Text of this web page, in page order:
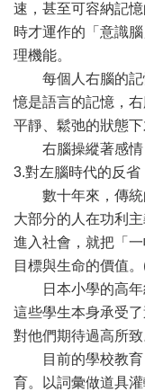
速，甚至可容納記
時才運作的「意識
理機能。
每個人右腦的記
憶是語言的記憶，
平靜、鬆弛的狀態下
右腦操縱著感情
3.對左腦時代的反省
數十年來，傳統
大部分的人在功利
進入社會，就把「
目標與生命的價值
日本小學的高年
這些學生本身承受
對他們期待過高所致
目前的學校教育
育。以詞彙做道具